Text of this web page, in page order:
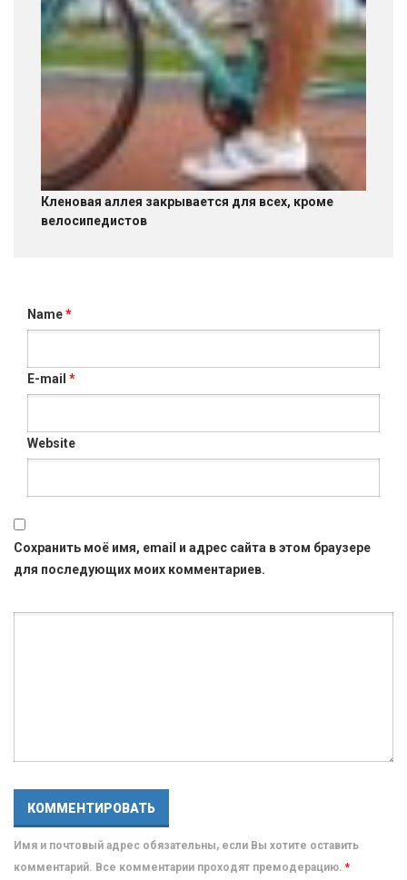
Кленовая аллея закрывается для всех, кроме
велосипедистов
Name*
E-mail *
Website
Сохранить моё имя, email и адрес сайта в этом браузере
для последующих моих комментариев.
Имя и почтовый адрес обязательны, если Вы хотите оставить
комментарий. Все комментарии проходят премодерацию. *